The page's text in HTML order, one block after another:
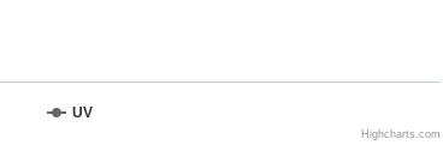
UV
Highcharts.com